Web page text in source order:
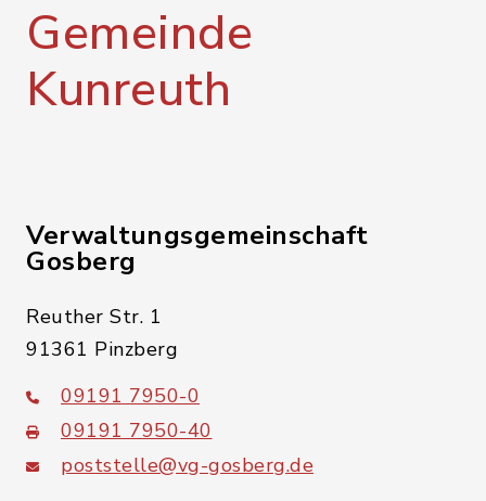
Gemeinde
Kunreuth
Verwaltungsgemeinschaft
Gosberg
Reuther Str. 1
91361 Pinzberg
09191 7950-0
09191 7950-40
poststelle@vg-gosberg.de